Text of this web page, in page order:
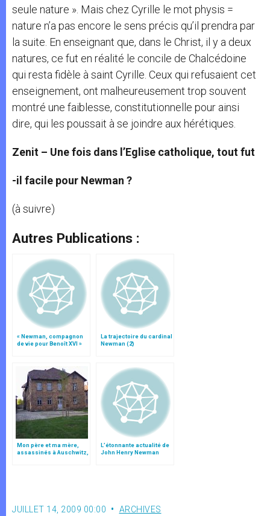
seule nature ». Mais chez Cyrille le mot physis =
nature n’a pas encore le sens précis qu’il prendra par
la suite. En enseignant que, dans le Christ, il y a deux
natures, ce fut en réalité le concile de Chalcédoine
qui resta fidèle à saint Cyrille. Ceux qui refusaient cet
enseignement, ont malheureusement trop souvent
montré une faiblesse, constitutionnelle pour ainsi
dire, qui les poussait à se joindre aux hérétiques.
Zenit – Une fois dans l’Eglise catholique, tout fut
-il facile pour Newman ?
(à suivre)
Autres Publications :
« Newman, compagnon
de vie pour Benoît XVI »
La trajectoire du cardinal
Newman (2)
Mon père et ma mère,
assassinés à Auschwitz,
L’étonnante actualité de
John Henry Newman
(1801-1890) (II)
JUILLET 14, 2009 00:00 ARCHIVES